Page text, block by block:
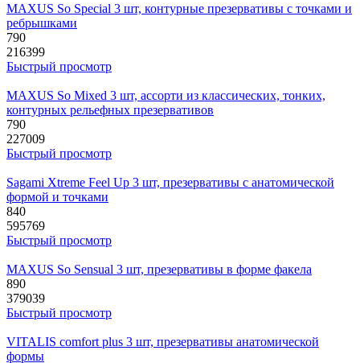
MAXUS So Special 3 шт, контурные презервативы с точками и
ребрышками
790
216399
Быстрый просмотр
MAXUS So Mixed 3 шт, ассорти из классических, тонких,
контурных рельефных презервативов
790
227009
Быстрый просмотр
Sagami Xtreme Feel Up 3 шт, презервативы с анатомической
формой и точками
840
595769
Быстрый просмотр
MAXUS So Sensual 3 шт, презервативы в форме факела
890
379039
Быстрый просмотр
VITALIS comfort plus 3 шт, презервативы анатомической
формы